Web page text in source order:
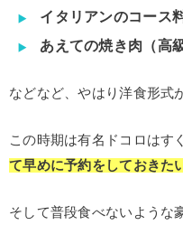
イタリアンのコース
あえての焼き肉（高
などなど、やはり洋食形式
この時期は有名ドコロはす
て早めに予約をしておきた
そして普段食べないような